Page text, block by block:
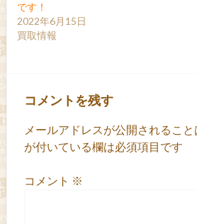
です！
2022年6月15日
買取情報
コメントを残す
メールアドレスが公開されること
が付いている欄は必須項目です
コメント ※